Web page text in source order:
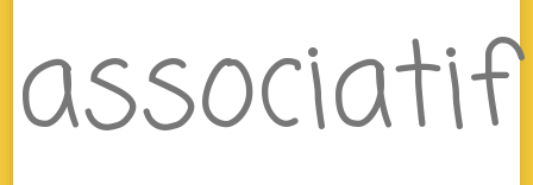
associatif